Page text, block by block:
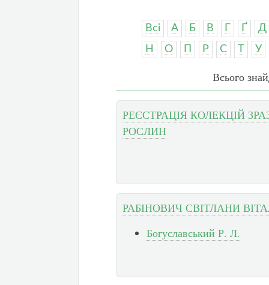
Всі А Б В Г Ґ
Д
Н
О П Р С Т У
Всього
РЕЄСТРАЦІЯ КОЛЕКЦІЙ
РОСЛИН
РАБІНОВИЧ СВІТЛАНИ
Богуславський Р. Л.